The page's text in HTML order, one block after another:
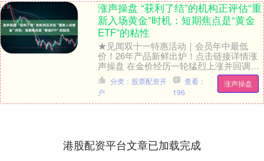
涨声操盘 “获利了结”的机构正评估“重
新入场黄金”时机：短期焦点是“黄金
ETF”的粘性
★见闻双十一特惠活动｜会员年中最低
价！26年产品新鲜出炉！点击链接详情涨
声操盘 在金价经历一轮猛烈上涨并回调至
约4000美元/盎司后，市场正处于一个关键
的博弈阶....
涨声操盘
分类：股票配资开
户
查看：
196
港股配资平台文章已加载完成